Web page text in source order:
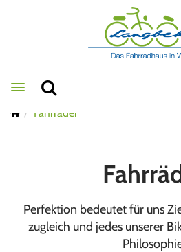
Toggle navigation
Fahrräder
Perfektion bedeutet für uns
zugleich und jedes unserer